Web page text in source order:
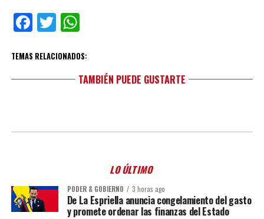
Facebook
TwitterWhatsApp
TEMAS RELACIONADOS:
TAMBIÉN PUEDE GUSTARTE
LO ÚLTIMO
PODER & GOBIERNO 3 horas ago
De La Espriella anuncia congelamiento del gasto
y promete ordenar las finanzas del Estado